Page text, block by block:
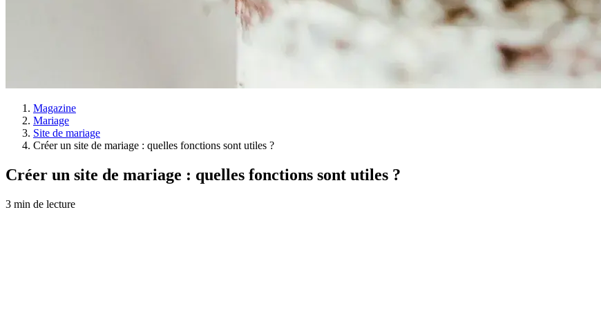
Magazine
Mariage
Site de mariage
Créer un site de mariage : quelles fonctions sont utiles ?
Créer un site de mariage : quelles fonctions sont utiles ?
3 min de lecture